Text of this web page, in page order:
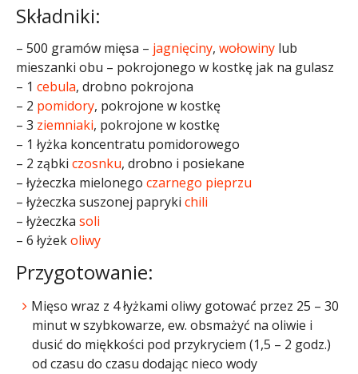
Składniki:
– 500 gramów mięsa – jagnięciny, wołowiny lub
mieszanki obu – pokrojonego w kostkę jak na gulasz
– 1 cebula, drobno pokrojona
– 2 pomidory, pokrojone w kostkę
– 3 ziemniaki, pokrojone w kostkę
– 1 łyżka koncentratu pomidorowego
– 2 ząbki czosnku, drobno i posiekane
– łyżeczka mielonego czarnego pieprzu
– łyżeczka suszonej papryki chili
– łyżeczka soli
– 6 łyżekoliwy
Przygotowanie:
Mięso wraz z 4 łyżkami oliwy gotować przez 25 – 30
minut w szybkowarze, ew. obsmażyć na oliwie i
dusić do miękkości pod przykryciem (1,5 – 2 godz.)
od czasu do czasu dodając nieco wody